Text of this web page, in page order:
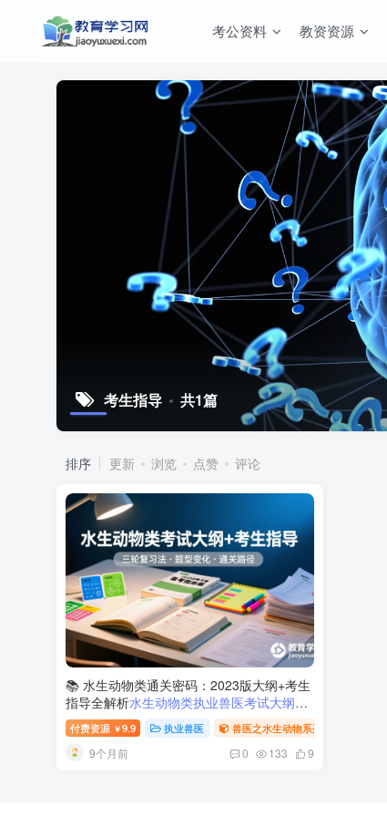
考公资料 教资资源
考生指导 共1篇
排序 更新 浏览 点赞 评论
📚 水生动物类通关密码：2023版大纲+考生
指导全解析水生动物类执业兽医考试大纲与
备考指南
付费资源 ￥9.9 执业兽医 兽医之水生动物系列
9个月前 0 133 9